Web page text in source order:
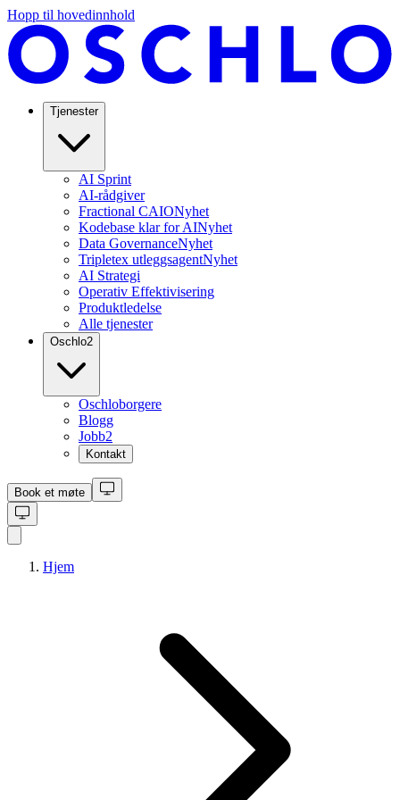
Hopp til hovedinnhold
Tjenester
AI Sprint
AI-rådgiver
Fractional CAIONyhet
Kodebase klar for AINyhet
Data GovernanceNyhet
Tripletex utleggsagentNyhet
AI Strategi
Operativ Effektivisering
Produktledelse
Alle tjenester
Oschlo2
Oschloborgere
Blogg
Jobb2
Kontakt
Book et møte
Hjem